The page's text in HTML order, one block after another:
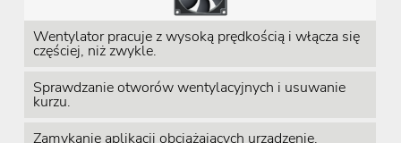
Wentylator pracuje z wysoką prędkością i włącza się
częściej, niż zwykle.
Sprawdzanie otworów wentylacyjnych i usuwanie
kurzu.
Zamykanie aplikacji obciążających urządzenie.